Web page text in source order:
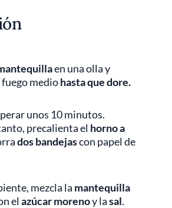
en una olla y
mediohasta que dore.
unos 10 minutos.
precalienta el horno a
dos bandejascon papel de
mezcla la mantequilla
el azúcar morenoy lasal.